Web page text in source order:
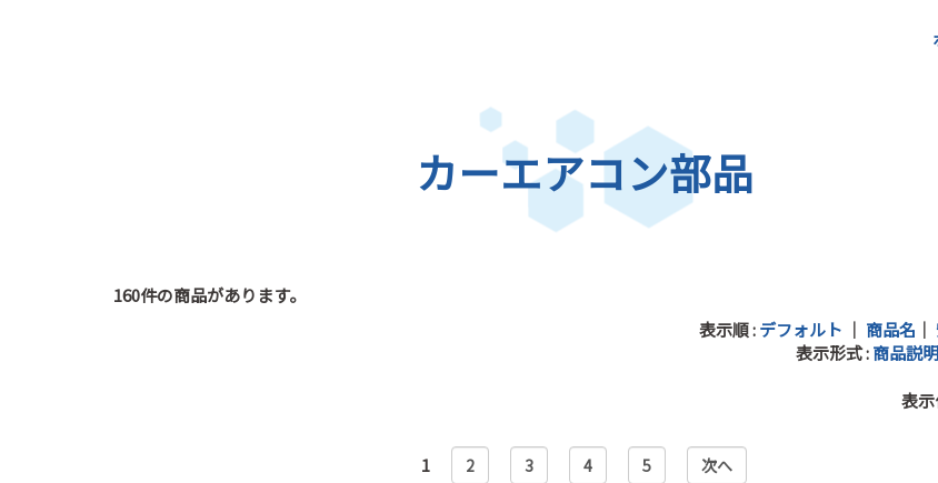
カーエアコン部品
160件の商品があります。
表示順 :デフォルト ｜ 商品名 ｜
表示形式 :商品説
表示
1 2 3 4 5 次へ